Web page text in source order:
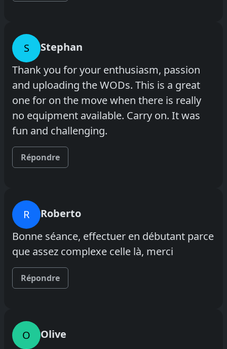
S
Stephan
Thank you for your enthusiasm, passion
and uploading the WODs. This is a great
one for on the move when there is really
no equipment available. Carry on. It was
fun and challenging.
Répondre
R
Roberto
Bonne séance, effectuer en débutant parce
que assez complexe celle là, merci
Répondre
O
Olive